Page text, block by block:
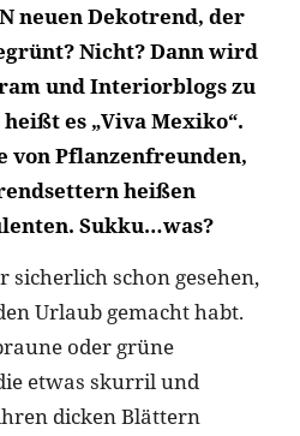
neuen Dekotrend, der
Nicht? Dann wird
und Interiorblogs zu
es „Viva Mexiko“.
von Pflanzenfreunden,
heißen
Sukku…was?
schon gesehen,
Urlaub gemacht habt.
oder grüne
etwas skurril und
dicken Blättern